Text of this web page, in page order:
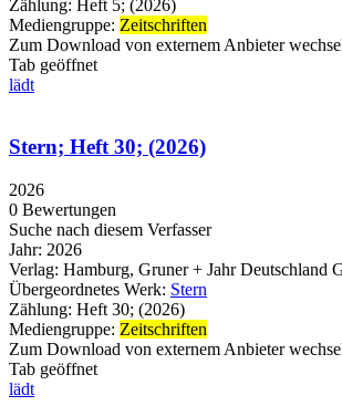
Zählung: Heft 5; (2026)
Mediengruppe: Zeitschriften
Zum Download von externem Anbieter
Tab geöffnet
lädt
Stern; Heft 30; (2026)
2026
0 Bewertungen
Suche nach diesem Verfasser
Jahr: 2026
Verlag: Hamburg, Gruner + Jahr Deutschland
Übergeordnetes Werk: Stern
Zählung: Heft 30; (2026)
Mediengruppe: Zeitschriften
Zum Download von externem Anbieter
Tab geöffnet
lädt